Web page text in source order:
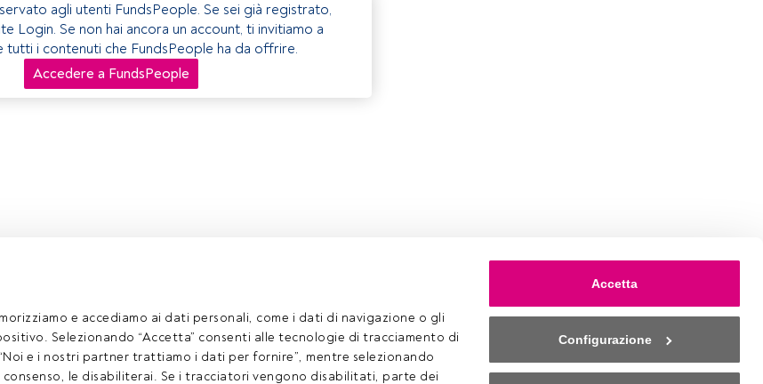
e accediamo ai dati personali, come i dati di navigazione o gli
Selezionando “Accetta” consenti alle tecnologie di tracciamento di
e i nostri partner trattiamo i dati per fornire”, mentre selezionando
le disabiliterai. Se i tracciatori vengono disabilitati, parte dei
Accetta
Configurazione
agli utenti FundsPeople. Se sei già registrato,
Login. Se non hai ancora un account, ti invitiamo a
i contenuti che FundsPeople ha da offrire.
Accedere a FundsPeople